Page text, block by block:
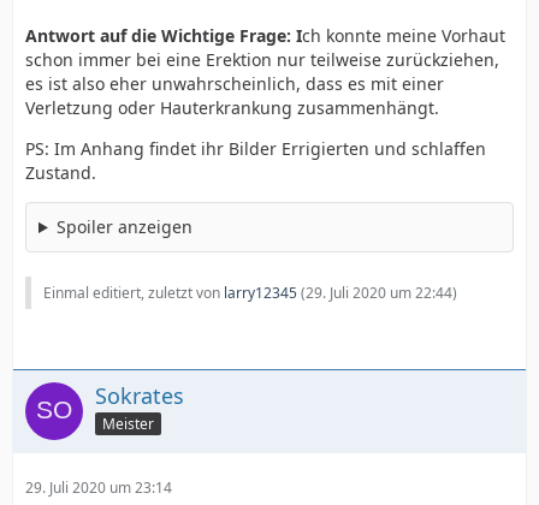
Antwort auf die Wichtige Frage: Ich konnte meine Vorhaut
schon immer bei eine Erektion nur teilweise zurückziehen,
es ist also eher unwahrscheinlich, dass es mit einer
Verletzung oder Hauterkrankung zusammenhängt.
PS: Im Anhang findet ihr Bilder Errigierten und schlaffen
Zustand.
Spoiler anzeigen
Einmal editiert, zuletzt von larry12345(29. Juli 2020 um 22:44)
Sokrates
Meister
29. Juli 2020 um 23:14